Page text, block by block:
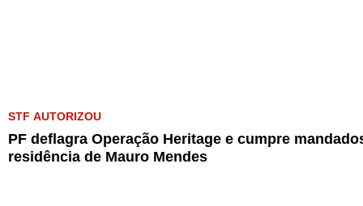
STF AUTORIZOU
PF deflagra Operação Heritage e cumpre
residência de Mauro Mendes